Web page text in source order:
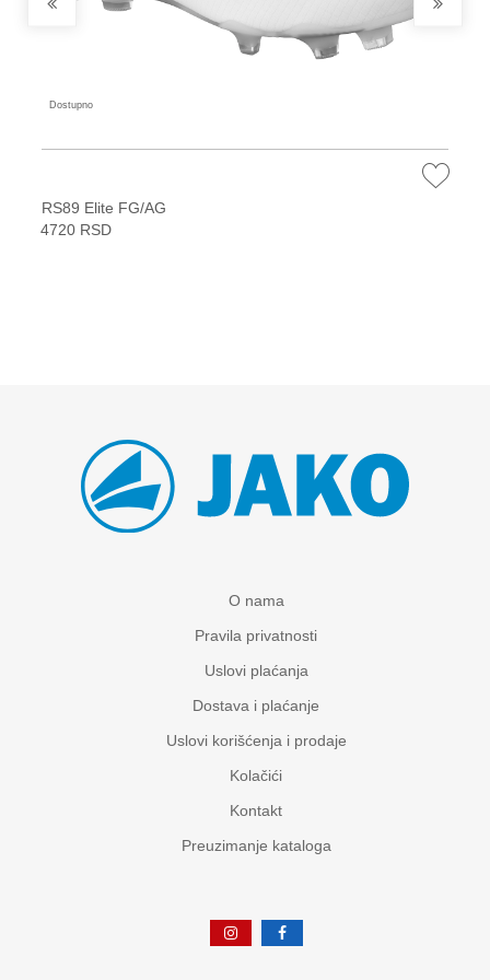
Dostupno
RS89 Elite FG/AG
4720 RSD
O nama
Pravila privatnosti
Uslovi plaćanja
Dostava i plaćanje
Uslovi korišćenja i prodaje
Kolačići
Kontakt
Preuzimanje kataloga